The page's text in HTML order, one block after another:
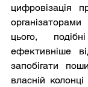
цифровізація
цього,
ефективніше
запобігати
власній